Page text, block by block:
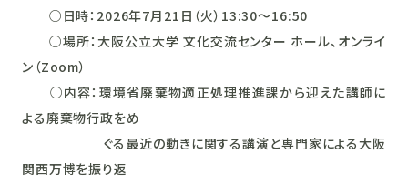
○日時：2026年7月21日（火）13:30～16:50
○場所：大阪公立大学 文化交流センター ホール、オンライ
ン（Zoom）
○内容：環境省廃棄物適正処理推進課から迎えた講師に
よる廃棄物行政をめ
ぐる最近の動きに関する講演と専門家による大阪
関西万博を振り返